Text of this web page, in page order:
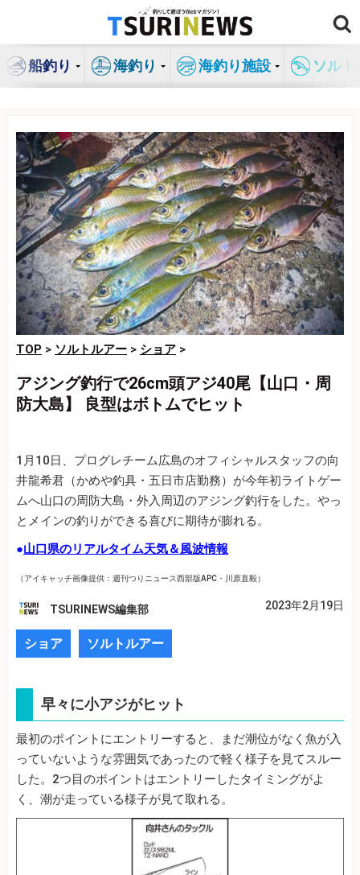
ン
船釣り 海釣り 海釣り施設 ソル
TOP > ソルトルアー > ショア >
アジング釣行で26cm頭アジ40尾【山口・周
防大島】 良型はボトムでヒット
1月10日、プログレチーム広島のオフィシャルスタッフの向
井龍希君（かめや釣具・五日市店勤務）が今年初ライトゲー
ムへ山口の周防大島・外入周辺のアジング釣行をした。やっ
とメインの釣りができる喜びに期待が膨れる。
●山口県のリアルタイム天気＆風波情報
（アイキャッチ画像提供：週刊つりニュース西部版APC・川原直毅）
TSURINEWS編集部 2023年2月19日
ショア ソルトルアー
早々に小アジがヒット
最初のポイントにエントリーすると、まだ潮位がなく魚が入
っていないような雰囲気であったので軽く様子を見てスルー
した。2つ目のポイントはエントリーしたタイミングがよ
く、潮が走っている様子が見て取れる。